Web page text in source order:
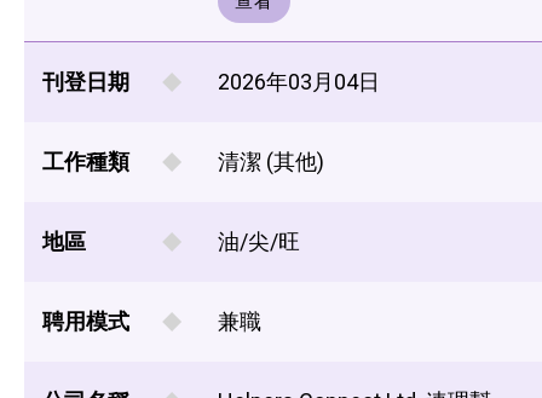
刊登日期 2026年03月04日
工作種類 清潔 (其他)
地區 油/尖/旺
聘用模式 兼職